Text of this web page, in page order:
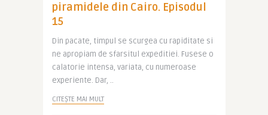
piramidele din Cairo. Episodul
15
Din pacate, timpul se scurgea cu rapiditate si
ne apropiam de sfarsitul expeditiei. Fusese o
calatorie intensa, variata, cu numeroase
experiente. Dar, ..
CITEȘTE MAI MULT